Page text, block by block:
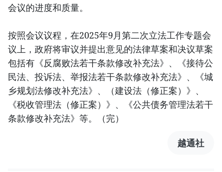
会议的进度和质量。
按照会议议程，在2025年9月第二次立法工作专题会
议上，政府将审议并提出意见的法律草案和决议草案
包括有《反腐败法若干条款修改补充法》、《接待公
民法、投诉法、举报法若干条款修改补充法》、《城
乡规划法修改补充法》、（建设法（修正案）》、
《税收管理法（修正案）》、《公共债务管理法若干
条款修改补充法》等。（完）
越通社